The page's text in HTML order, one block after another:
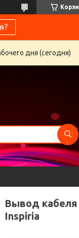
дня (сегодня)
Вывод
Inspiria